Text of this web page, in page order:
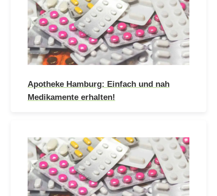
Apotheke Hamburg: Einfach und nah
Medikamente erhalten!